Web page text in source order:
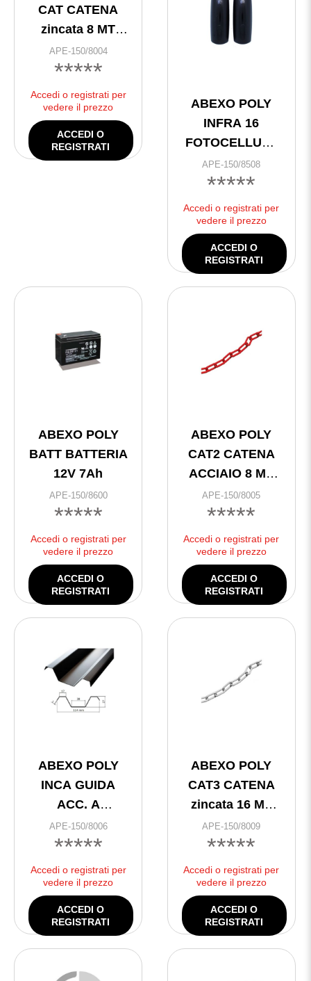
CAT CATENA
zincata 8 MT
5mm
APE-150/8004
*****
Accedi o registrati per
vedere il prezzo
ACCEDI O
REGISTRATI
ABEXO POLY
INFRA 16
FOTOCELLULE
DA PARETE 16
mt
APE-150/8508
*****
Accedi o registrati per
vedere il prezzo
ACCEDI O
REGISTRATI
ABEXO POLY
BATT BATTERIA
12V 7Ah
APE-150/8600
*****
Accedi o registrati per
vedere il prezzo
ACCEDI O
REGISTRATI
ABEXO POLY
CAT2 CATENA
ACCIAIO 8 MT
5mm ROSSA
APE-150/8005
*****
Accedi o registrati per
vedere il prezzo
ACCEDI O
REGISTRATI
ABEXO POLY
INCA GUIDA
ACC. A
MURARE MT 2
APE-150/8006
*****
Accedi o registrati per
vedere il prezzo
ACCEDI O
REGISTRATI
ABEXO POLY
CAT3 CATENA
zincata 16 MT
5mm
APE-150/8009
*****
Accedi o registrati per
vedere il prezzo
ACCEDI O
REGISTRATI